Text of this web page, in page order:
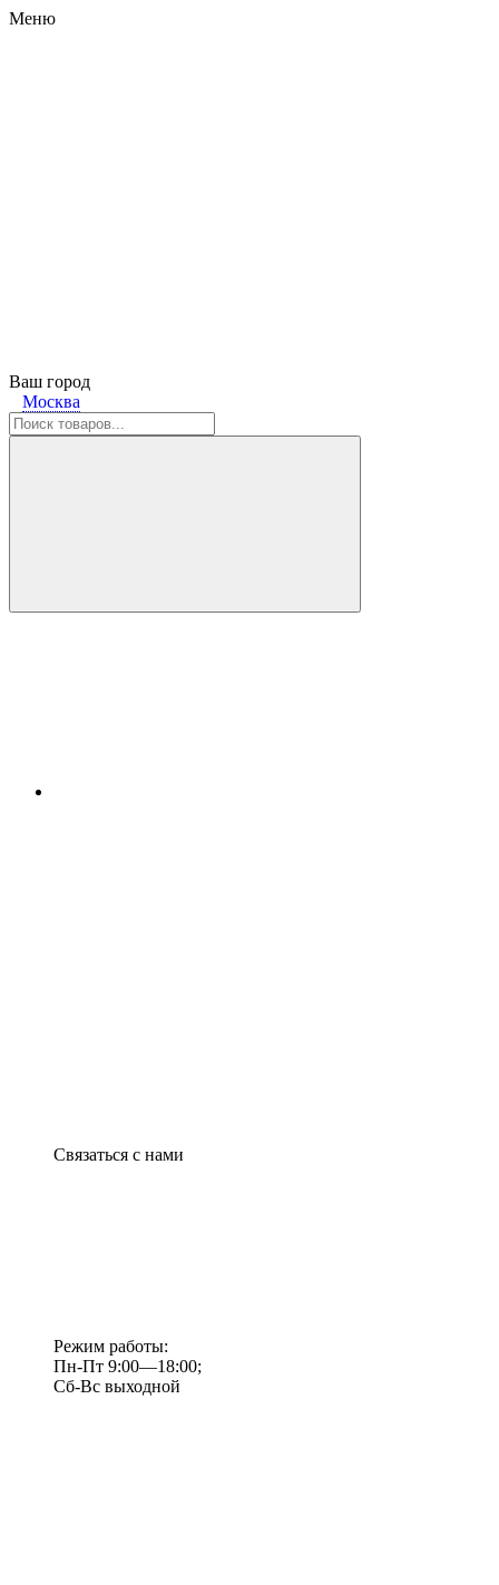
Меню
Ваш город
Москва
Связаться с нами
Режим работы:
Пн-Пт 9:00—18:00;
Сб-Вс выходной